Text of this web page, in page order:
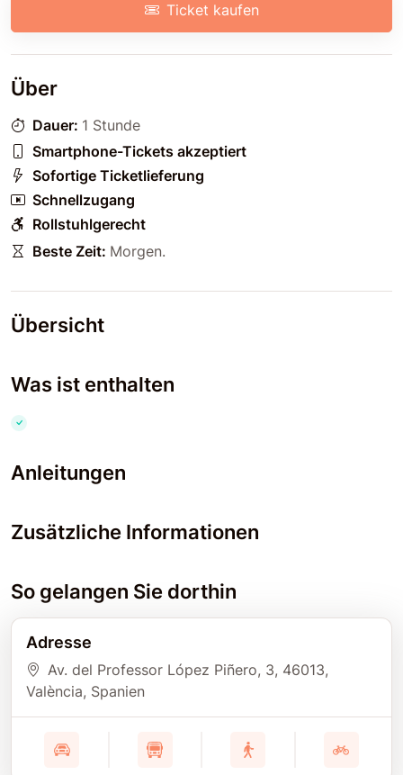
Ticket kaufen
Über
Dauer: 1 Stunde
Smartphone-Tickets akzeptiert
Sofortige Ticketlieferung
Schnellzugang
Rollstuhlgerecht
Beste Zeit: Morgen.
Übersicht
Was ist enthalten
Anleitungen
Zusätzliche Informationen
So gelangen Sie dorthin
Adresse
Av. del Professor López Piñero, 3, 46013,
València, Spanien